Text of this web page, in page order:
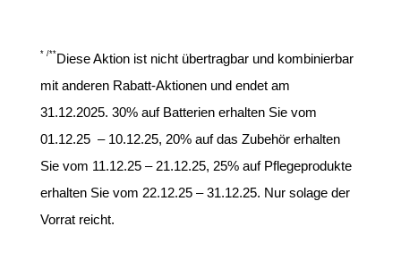
* /**Diese Aktion ist nicht übertragbar und kombinierbar
mit anderen Rabatt-Aktionen und endet am
31.12.2025. 30% auf Batterien erhalten Sie vom
01.12.25 – 10.12.25, 20% auf das Zubehör erhalten
Sie vom 11.12.25 – 21.12.25, 25% auf Pflegeprodukte
erhalten Sie vom 22.12.25 – 31.12.25. Nur solage der
Vorrat reicht.